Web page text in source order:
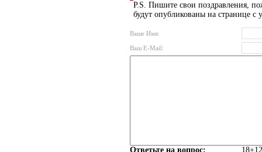
P.S. Пишите свои поздравления,
будут опубликованы на странице с
Ваше Имя:
Ваш E-Mail:
Ответьте на вопрос: